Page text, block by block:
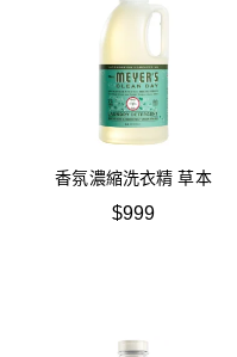
香氛濃縮洗衣精 草本
$999